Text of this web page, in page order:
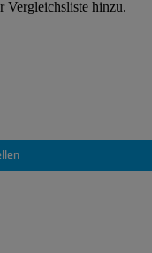
Vergleichsliste hinzu.